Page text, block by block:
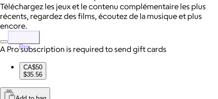
Téléchargez les jeux et le contenu complémentaire les plus
récents, regardez des films, écoutez de la musique et plus
encore.
Pro
A Pro subscription is required to send gift cards
CA$50
$35.56